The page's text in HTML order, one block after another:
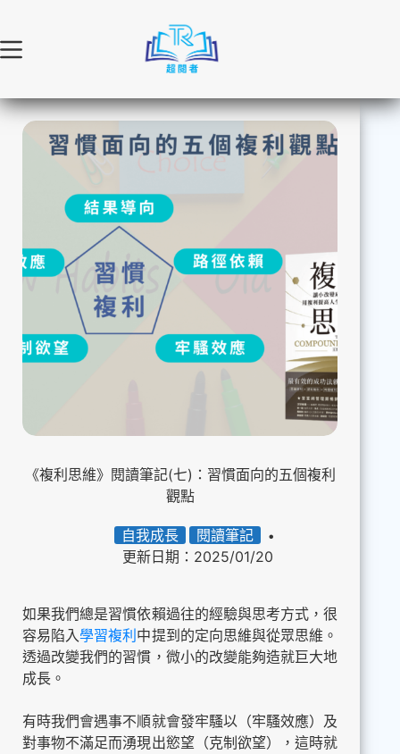
主
內
容
《複利思維》閱讀筆記(七)：習慣面向的五個複利
觀點
自我成長
閱讀筆記
更新日期：2025/01/20
如果我們總是習慣依賴過往的經驗與思考方式，很
容易陷入學習複利 中提到的定向思維與從眾思維。
透過改變我們的習慣，微小的改變能夠造就巨大地
成長。
有時我們會遇事不順就會發牢騷以（牢騷效應）及
對事物不滿足而湧現出慾望（克制欲望），這時就